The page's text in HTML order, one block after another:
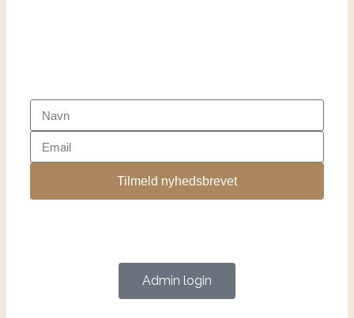
Tilmeld nyhedsbrevet
Admin login